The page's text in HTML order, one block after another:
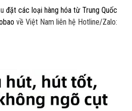
đặt các loại hàng hóa từ Trung Quốc
về Việt Nam liên hệ Hotline/Zalo: